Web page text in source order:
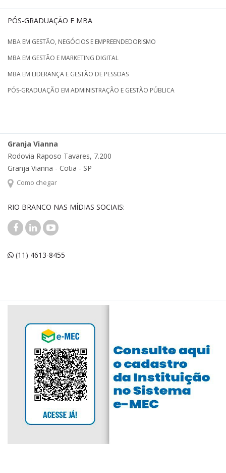
PÓS-GRADUAÇÃO E MBA
MBA EM GESTÃO, NEGÓCIOS E EMPREENDEDORISMO
MBA EM GESTÃO E MARKETING DIGITAL
MBA EM LIDERANÇA E GESTÃO DE PESSOAS
PÓS-GRADUAÇÃO EM ADMINISTRAÇÃO E GESTÃO PÚBLICA
Granja Vianna
Rodovia Raposo Tavares, 7.200
Granja Vianna - Cotia - SP
Como chegar
RIO BRANCO NAS MÍDIAS SOCIAIS:
(11) 4613-8455